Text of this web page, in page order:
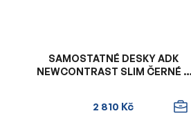
SAMOSTATNÉ DESKY ADK
NEWCONTRAST SLIM ČERNÉ S
2 810 Kč